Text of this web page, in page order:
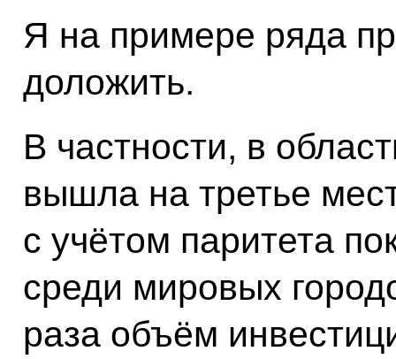
Я на примере ряда
доложить.
В частности, в
вышла на третье
с учётом паритета
среди мировых
раза объём